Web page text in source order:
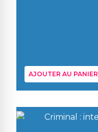
AJOUTER AU PANIER